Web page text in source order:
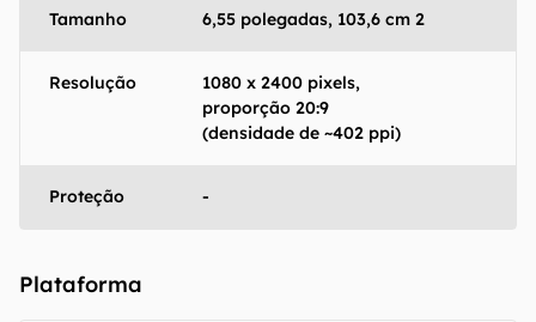
Tamanho 6,55 polegadas, 103,6 cm 2
Resolução
1080 x 2400 pixels,
proporção 20:9
(densidade de ~402 ppi)
Proteção -
Plataforma
O Canaltech mantém esforço constante para
informações presentes em nossas fichas
regiões e países. Portanto, recomendamos